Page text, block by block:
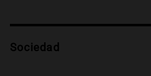
tributo todos los jueves
Episodios
Sociedad